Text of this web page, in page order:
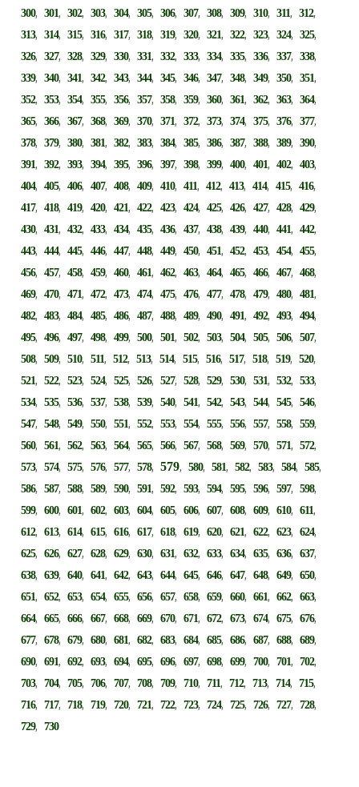
300,301,302,303,304,305,306,307,308,309,310,311,312,
313,314,315,316,317,318,319,320,321,322,323,324,325,
326,327,328,329,330,331,332,333,334,335,336,337,338,
339,340,341,342,343,344,345,346,347,348,349,350,351,
352,353,354,355,356,357,358,359,360,361,362,363,364,
365,366,367,368,369,370,371,372,373,374,375,376,377,
378,379,380,381,382,383,384,385,386,387,388,389,390,
391,392,393,394,395,396,397,398,399,400,401,402,403,
404,405,406,407,408,409,410,411,412,413,414,415,416,
417,418,419,420,421,422,423,424,425,426,427,428,429,
430,431,432,433,434,435,436,437,438,439,440,441,442,
443,444,445,446,447,448,449,450,451,452,453,454,455,
456,457,458,459,460,461,462,463,464,465,466,467,468,
469,470,471,472,473,474,475,476,477,478,479,480,481,
482,483,484,485,486,487,488,489,490,491,492,493,494,
495,496,497,498,499,500,501,502,503,504,505,506,507,
508,509,510,511,512,513,514,515,516,517,518,519,520,
521,522,523,524,525,526,527,528,529,530,531,532,533,
534,535,536,537,538,539,540,541,542,543,544,545,546,
547,548,549,550,551,552,553,554,555,556,557,558,559,
560,561,562,563,564,565,566,567,568,569,570,571,572,
573,574,575,576,577,578,579,580,581,582,583,584,585,
586,587,588,589,590,591,592,593,594,595,596,597,598,
599,600,601,602,603,604,605,606,607,608,609,610,611,
612,613,614,615,616,617,618,619,620,621,622,623,624,
625,626,627,628,629,630,631,632,633,634,635,636,637,
638,639,640,641,642,643,644,645,646,647,648,649,650,
651,652,653,654,655,656,657,658,659,660,661,662,663,
664,665,666,667,668,669,670,671,672,673,674,675,676,
677,678,679,680,681,682,683,684,685,686,687,688,689,
690,691,692,693,694,695,696,697,698,699,700,701,702,
703,704,705,706,707,708,709,710,711,712,713,714,715,
716,717,718,719,720,721,722,723,724,725,726,727,728,
729,730